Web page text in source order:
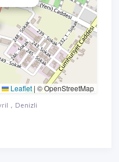
Leaflet | © OpenStreetMap
, Denizli